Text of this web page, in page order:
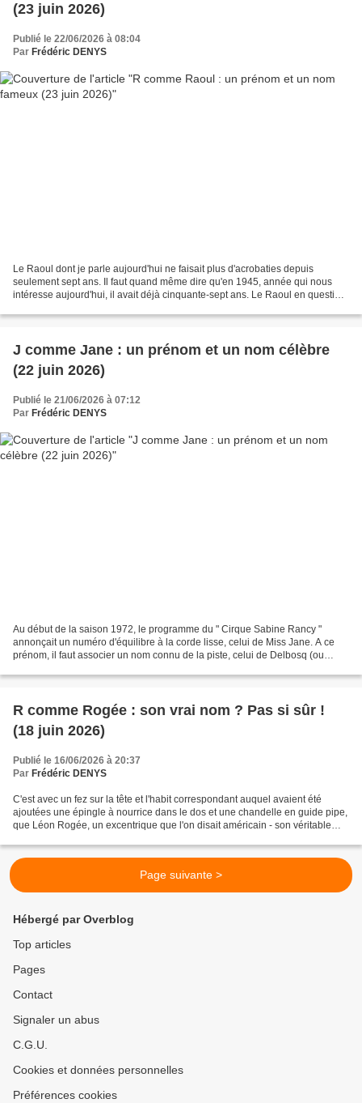
(23 juin 2026)
Publié le 22/06/2026 à 08:04
Par Frédéric DENYS
Le Raoul dont je parle aujourd'hui ne faisait plus d'acrobaties depuis
seulement sept ans. Il faut quand même dire qu'en 1945, année qui nous
intéresse aujourd'hui, il avait déjà cinquante-sept ans. Le Raoul en question
J comme Jane : un prénom et un nom célèbre
(22 juin 2026)
Publié le 21/06/2026 à 07:12
Par Frédéric DENYS
Au début de la saison 1972, le programme du " Cirque Sabine Rancy "
annonçait un numéro d'équilibre à la corde lisse, celui de Miss Jane. A ce
prénom, il faut associer un nom connu de la piste, celui de Delbosq (ou
R comme Rogée : son vrai nom ? Pas si sûr !
(18 juin 2026)
Publié le 16/06/2026 à 20:37
Par Frédéric DENYS
C'est avec un fez sur la tête et l'habit correspondant auquel avaient été
ajoutées une épingle à nourrice dans le dos et une chandelle en guide pipe,
que Léon Rogée, un excentrique que l'on disait américain - son véritable
Page suivante >
Hébergé par Overblog
Top articles
Pages
Contact
Signaler un abus
C.G.U.
Cookies et données personnelles
Préférences cookies